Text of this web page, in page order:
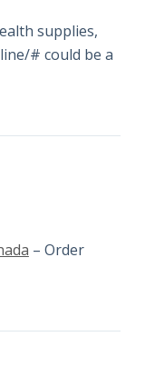
supplies,
# could be a
– Order